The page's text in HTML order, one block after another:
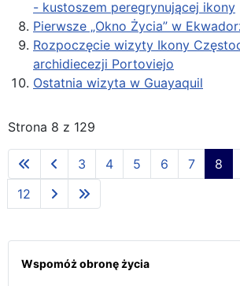
- kustoszem peregrynującej ikony
Pierwsze „Okno Życia” w
Rozpoczęcie wizyty Ikony
archidiecezji Portoviejo
Ostatnia wizyta w Guayaquil
Strona 8 z 129
3 4 5 6 7 8
12
Wspomóż obronę życia